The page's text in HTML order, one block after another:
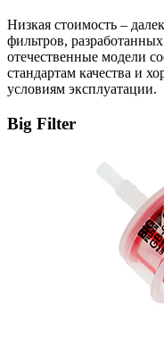
Низкая стоимость –
фильтров,
отечественные модели
стандартам качества и
условиям эксплуатации.
Big Filter